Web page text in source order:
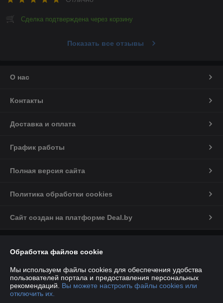
Сделка подтверждена через корзину
Показать все отзывы
О нас
Контакты
Доставка и оплата
График работы
Полная версия сайта
Политика обработки cookies
Сайт создан на платформе Deal.by
224012, РБ, Брестская обл., г. Брест, ул. Дзержинского, д.34, пом.№41
Регистрационный номер ЕГР: 290468380
Обработка файлов cookie
Мы используем файлы cookies для обеспечения удобства
пользователей портала и предоставления персональных
рекомендаций. Вы можете настроить файлы cookies или
отключить их.